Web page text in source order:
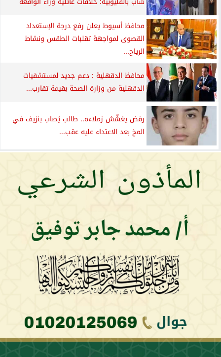
محافظ أسيوط يعلن رفع درجة الإستعداد
القصوى لمواجهة تقلبات الطقس ونشاط
الرياح...
محافظ الدقهلية : دعم جديد لمستشفيات
الدقهلية من وزارة الصحة بقيمة تقارب...
رفض يغشّش زملاءه.. طالب يُصاب بنزيف في
المخ بعد الاعتداء عليه عقب...